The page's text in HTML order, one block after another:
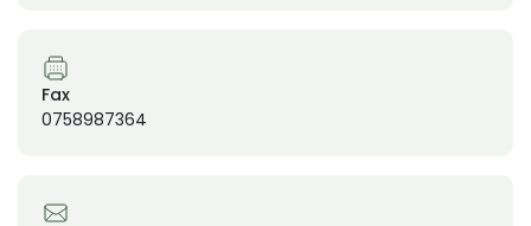
Fax
0758987364